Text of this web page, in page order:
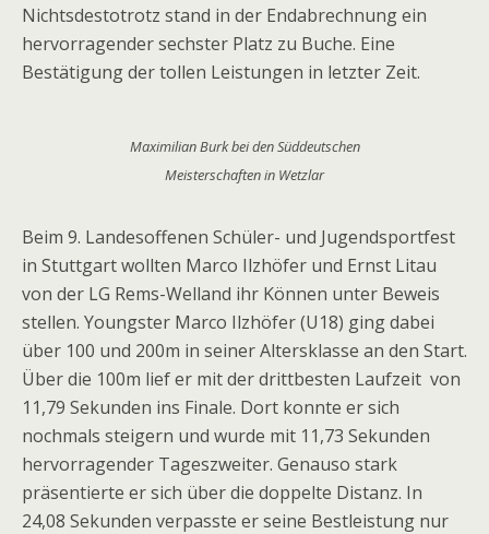
Nichtsdestotrotz stand in der Endabrechnung ein
hervorragender sechster Platz zu Buche. Eine
Bestätigung der tollen Leistungen in letzter Zeit.
Maximilian Burk bei den Süddeutschen
Meisterschaften in Wetzlar
Beim 9. Landesoffenen Schüler- und Jugendsportfest
in Stuttgart wollten Marco Ilzhöfer und Ernst Litau
von der LG Rems-Welland ihr Können unter Beweis
stellen. Youngster Marco Ilzhöfer (U18) ging dabei
über 100 und 200m in seiner Altersklasse an den Start.
Über die 100m lief er mit der drittbesten Laufzeit von
11,79 Sekunden ins Finale. Dort konnte er sich
nochmals steigern und wurde mit 11,73 Sekunden
hervorragender Tageszweiter. Genauso stark
präsentierte er sich über die doppelte Distanz. In
24,08 Sekunden verpasste er seine Bestleistung nur